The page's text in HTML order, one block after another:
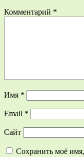
Комментарий *
Имя *
Email *
Сайт
Сохранить моё имя,